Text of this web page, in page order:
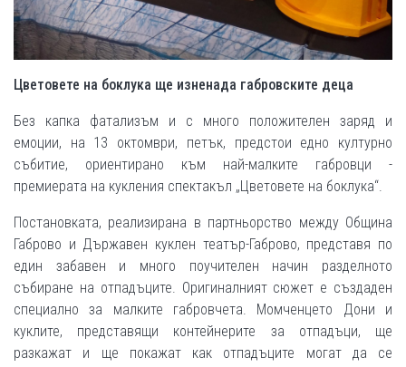
Цветовете на боклука ще изненада габровските деца
Без капка фатализъм и с много положителен заряд и
емоции, на 13 октомври, петък, предстои едно културно
събитие, ориентирано към най-малките габровци -
премиерата на кукления спектакъл „Цветовете на боклука“.
Постановката, реализирана в партньорство между Община
Габрово и Държавен куклен театър-Габрово, представя по
един забавен и много поучителен начин разделното
събиране на отпадъците. Оригиналният сюжет е създаден
специално за малките габровчета. Момченцето Дони и
куклите, представящи контейнерите за отпадъци, ще
разкажат и ще покажат как отпадъците могат да се